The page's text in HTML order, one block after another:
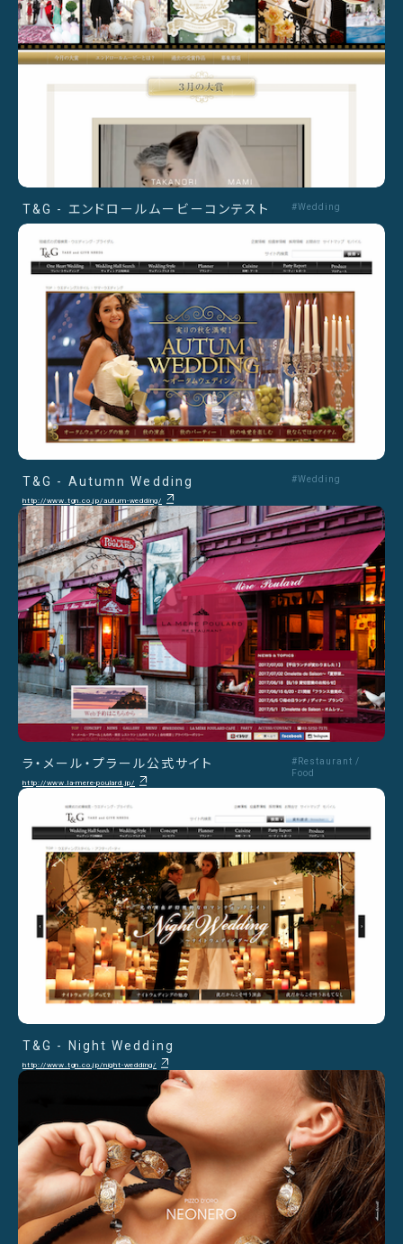
T&G - エンドロールムービーコンテスト #Wedding
T&G - Autumn Wedding
http://www.tgn.co.jp/autum-wedding/
#Wedding
ラ・メール・プラール公式サイト
http://www.la-mere-poulard.jp/
#Restaurant /
Food
T&G - Night Wedding
http://www.tgn.co.jp/night-wedding/